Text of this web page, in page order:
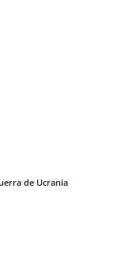
de Ucrania